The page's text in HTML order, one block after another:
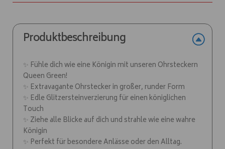
:
Produktbeschreibung
✨ Fühle dich wie eine Königin mit unseren Ohrsteckern
Queen Green!
✨ Extravagante Ohrstecker in großer, runder Form
✨ Edle Glitzersteinverzierung für einen königlichen
Touch
✨ Ziehe alle Blicke auf dich und strahle wie eine wahre
Königin
✨ Perfekt für besondere Anlässe oder den Alltag.